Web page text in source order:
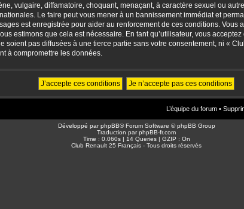
vulgaire, diffamatoire, choquant, menaçant, à caractère sexuel ou
Le faire peut vous mener à un bannissement immédiat et
est enregistrée pour aider au renforcement de ces conditions. Vous
estimons que cela est nécessaire. En tant qu’utilisateur, vous
pas diffusées à une tierce partie sans votre consentement, ni «
à compromettre les données.
L’équipe du forum •
Développé parphpBB® Forum Software © phpBB Group
Traduction parphpBB-fr.com
Time : 0.060s | 14 Queries | GZIP : On
Club Renault 25 Français - Tous droits réservés